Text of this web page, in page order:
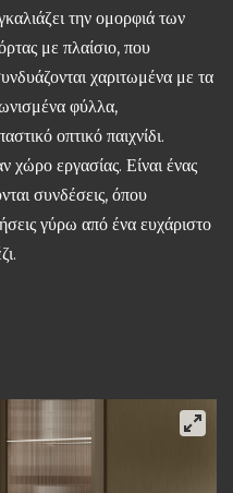
την ομορφιά των
με πλαίσιο, που
χαριτωμένα με τα
φύλλα,
οπτικό παιχνίδι.
χώρο εργασίας. Είναι ένας
συνδέσεις, όπου
γύρω από ένα ευχάριστο